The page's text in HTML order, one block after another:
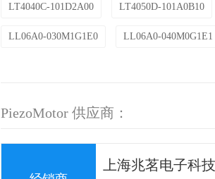
LT4040C-101D2A00 LT4050D-101A0B10
LL06A0-030M1G1E0 LL06A0-040M0G1E1
PiezoMotor 供应商：
上海兆茗电子科